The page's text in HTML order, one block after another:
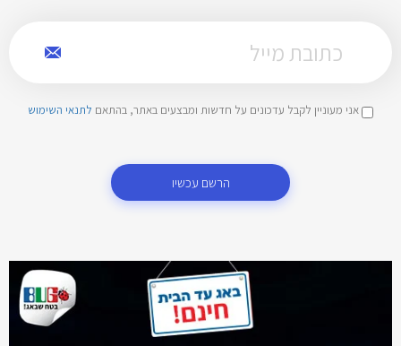
אני מעוניין לקבל עדכונים על חדשות ומבצעים באתר, בהתאם לתנאי השימוש
הרשם עכשיו